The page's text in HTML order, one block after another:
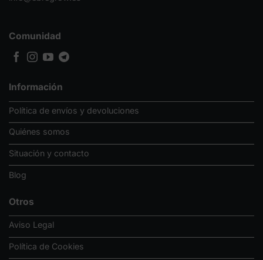
Información
Política de envíos y devoluciones
Quiénes somos
Situación y contacto
Blog
Otros
Aviso Legal
Política de Cookies
Comunidad